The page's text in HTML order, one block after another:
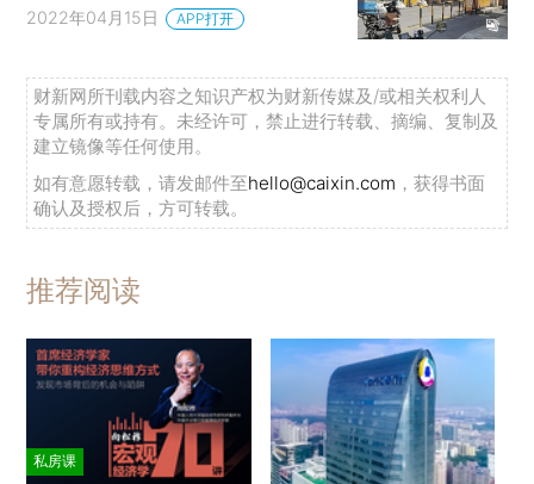
2022年04月15日 APP打开
财新网所刊载内容之知识产权为财新传媒及/或相关权利人
专属所有或持有。未经许可，禁止进行转载、摘编、复制及
建立镜像等任何使用。
如有意愿转载，请发邮件至hello@caixin.com ，获得书面
确认及授权后，方可转载。
推荐阅读
私房课